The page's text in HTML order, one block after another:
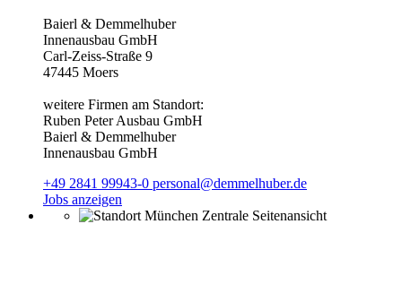
Baierl & Demmelhuber
Innenausbau GmbH
Carl-Zeiss-Straße 9
47445 Moers
weitere Firmen am Standort:
Ruben Peter Ausbau GmbH
Baierl & Demmelhuber
Innenausbau GmbH
+49 2841 99943-0 personal@demmelhuber.de
Jobs anzeigen